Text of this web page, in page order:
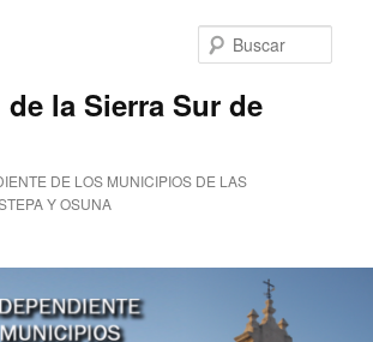
la Sierra Sur de
DE LOS MUNICIPIOS DE LAS
Y OSUNA